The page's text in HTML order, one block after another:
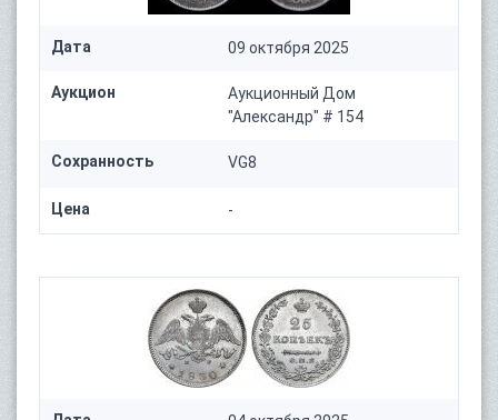
Дата 09 октября 2025
Аукцион
Аукционный Дом
"Александр" # 154
Сохранность VG8
Цена -